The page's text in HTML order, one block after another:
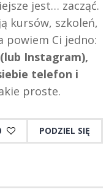
jest… zacząć.
kursów, szkoleń,
powiem Ci jedno:
Instagram),
telefon i
proste.
PODZIEL SIĘ